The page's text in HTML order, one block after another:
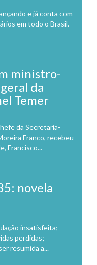
e já conta com
em todo o Brasil.
ministro-
da
Temer
da Secretaria-
Franco, recebeu
Francisco...
novela
insatisfeita;
perdidas;
resumida a...